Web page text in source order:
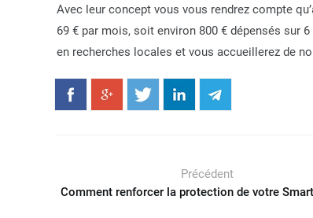
Avec leur concept vous vous rendrez compte
69 € par mois, soit environ 800 € dépensés sur
en recherches locales et vous accueillerez de
Précédent
Comment renforcer la protection de votre